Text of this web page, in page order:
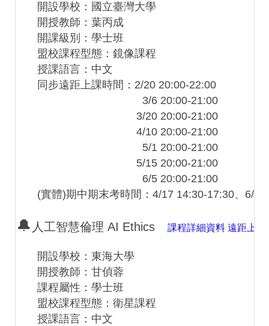
開設學校：國立臺灣大學
開授教師：葉丙成
開課級別：學士班
盟校課程型態：鏡像課程
授課語言：中文
同步遠距上課時間：2/20 20:00-22:00
3/6 20:00-21:00
3/20 20:00-21:00
4/10 20:00-21:00
5/1 20:00-21:00
5/15 20:00-21:00
6/5 20:00-21:00
(實體)期中期末考時間：4/17 14:30-17:30、6/12
🔔 人工智慧倫理 AI Ethics 課程詳細資料 遠距上課
開設學校：東海大學
開授教師：甘偵蓉
課程屬性：學士班
盟校課程型態：衛星課程
授課語言：中文